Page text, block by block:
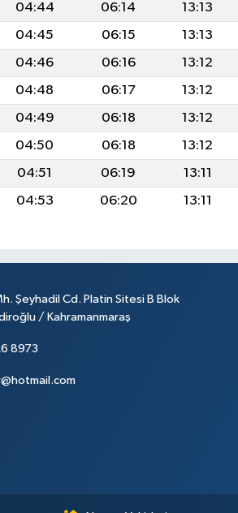
04:44 06:14 13:13
04:45 06:15 13:13
04:46 06:16 13:12
04:48 06:17 13:12
04:49 06:18 13:12
04:50 06:18 13:12
04:51 06:19 13:11
04:53 06:20 13:11
Şeyhadil Cd. Platin Sitesi B Blok
/ Kahramanmaraş
8973